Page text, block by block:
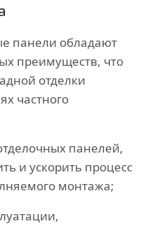
панели обладают
преимуществ, что
отделки
частного
панелей,
и ускорить процесс
монтажа;